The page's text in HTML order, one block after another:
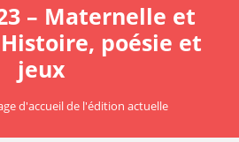
– Maternelle et
poésie et
jeux
d'accueil de l'édition actuelle